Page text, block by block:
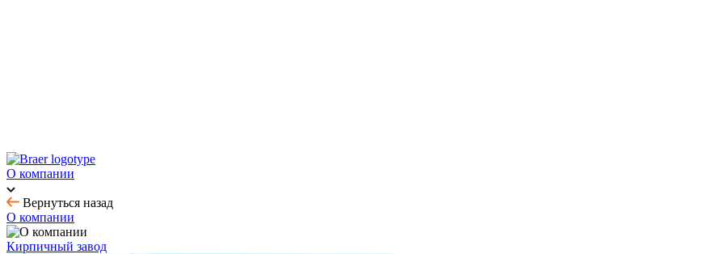
О компании
Вернуться назад
О компании
Кирпичный завод